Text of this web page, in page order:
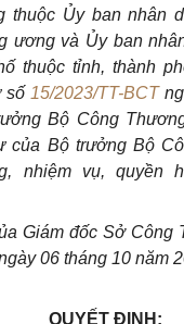
thuộc Ủy ban nhân
ương và Ủy ban
thuộc tỉnh, thành
số 15/2023/TT-BCT
Bộ Công
của Bộ trưởng Bộ
nhiệm vụ, quyền
Giám đốc Sở Công
06 tháng 10 năm
QUYẾT ĐỊNH: